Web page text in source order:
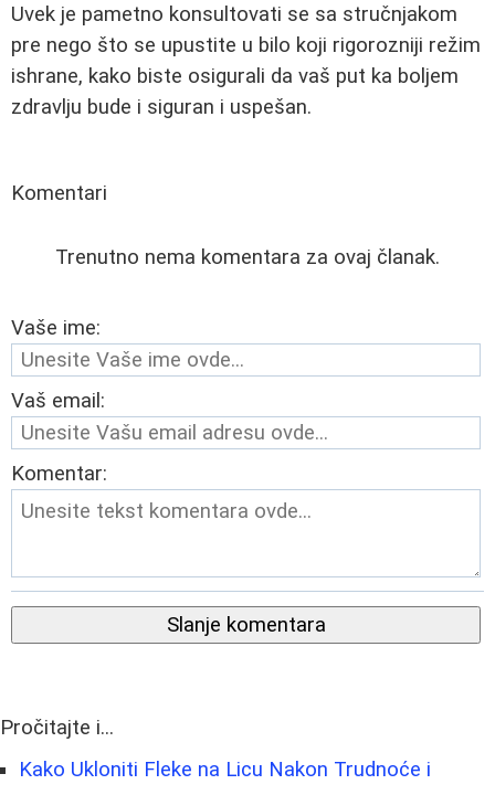
Uvek je pametno konsultovati se sa stručnjakom
pre nego što se upustite u bilo koji rigorozniji režim
ishrane, kako biste osigurali da vaš put ka boljem
zdravlju bude i siguran i uspešan.
Komentari
Trenutno nema komentara za ovaj članak.
Vaše ime:
Vaš email:
Komentar:
Slanje komentara
Pročitajte i...
Kako Ukloniti Fleke na Licu Nakon Trudnoće i